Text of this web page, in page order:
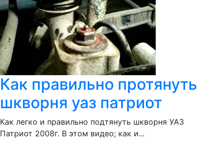
Как правильно протянуть
шкворня уаз патриот
Как легко и правильно подтянуть шкворня УАЗ
Патриот 2008г. В этом видео; как и...